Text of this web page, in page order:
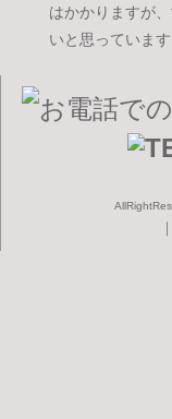
はかかりますが
いと思っています
｜